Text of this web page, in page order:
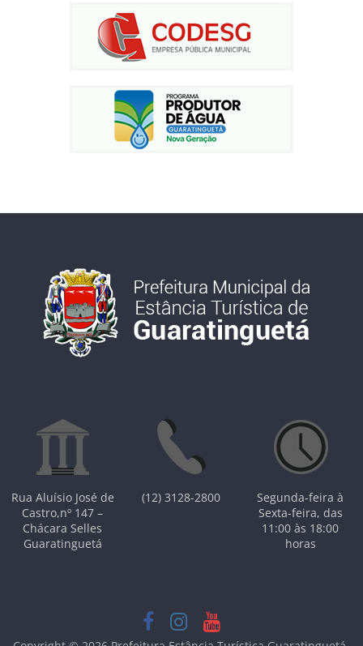
Rua Aluísio José de
Castro,nº 147 –
Chácara Selles
Guaratinguetá
(12) 3128-2800
Segunda-feira à
Sexta-feira, das
11:00 às 18:00
horas